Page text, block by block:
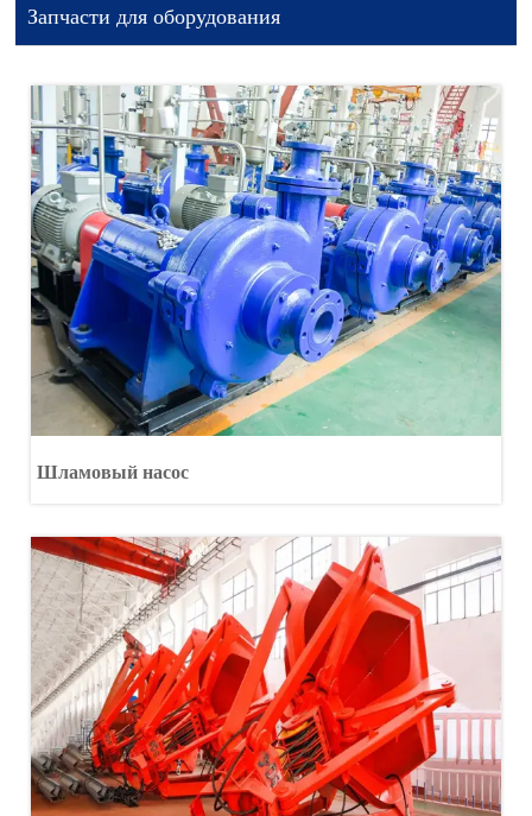
Запчасти для оборудования
Шламовый насос